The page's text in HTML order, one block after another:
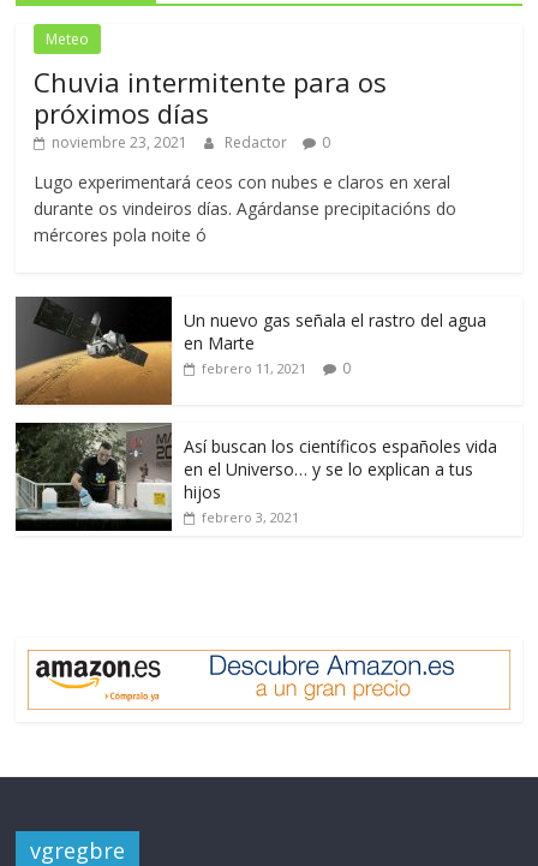
Meteo
Chuvia intermitente para os
próximos días
noviembre 23, 2021 Redactor 0
Lugo experimentará ceos con nubes e claros en xeral
durante os vindeiros días. Agárdanse precipitacións do
mércores pola noite ó
Un nuevo gas señala el rastro del agua
en Marte
febrero 11, 2021 0
Así buscan los científicos españoles vida
en el Universo… y se lo explican a tus
hijos
febrero 3, 2021
vgregbre